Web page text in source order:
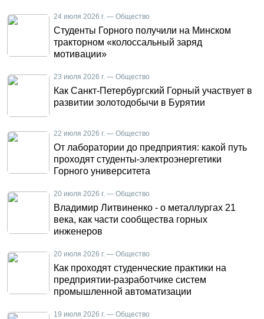
24 июля 2026 г. — Общество
Студенты Горного получили на Минском
тракторном «колоссальный заряд
мотивации»
23 июля 2026 г. — Общество
Как Санкт-Петербургский Горный участвует в
развитии золотодобычи в Бурятии
22 июля 2026 г. — Общество
От лаборатории до предприятия: какой путь
проходят студенты-электроэнергетики
Горного университета
20 июля 2026 г. — Общество
Владимир Литвиненко - о металлургах 21
века, как части сообщества горных
инженеров
20 июля 2026 г. — Общество
Как проходят студенческие практики на
предприятии-разработчике систем
промышленной автоматизации
19 июля 2026 г. — Общество